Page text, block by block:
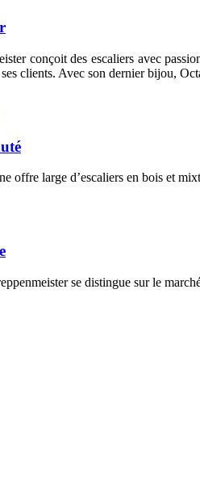
conçoit des escaliers avec
clients. Avec son dernier bijou,
offre large d’escaliers en bois et
se distingue sur le